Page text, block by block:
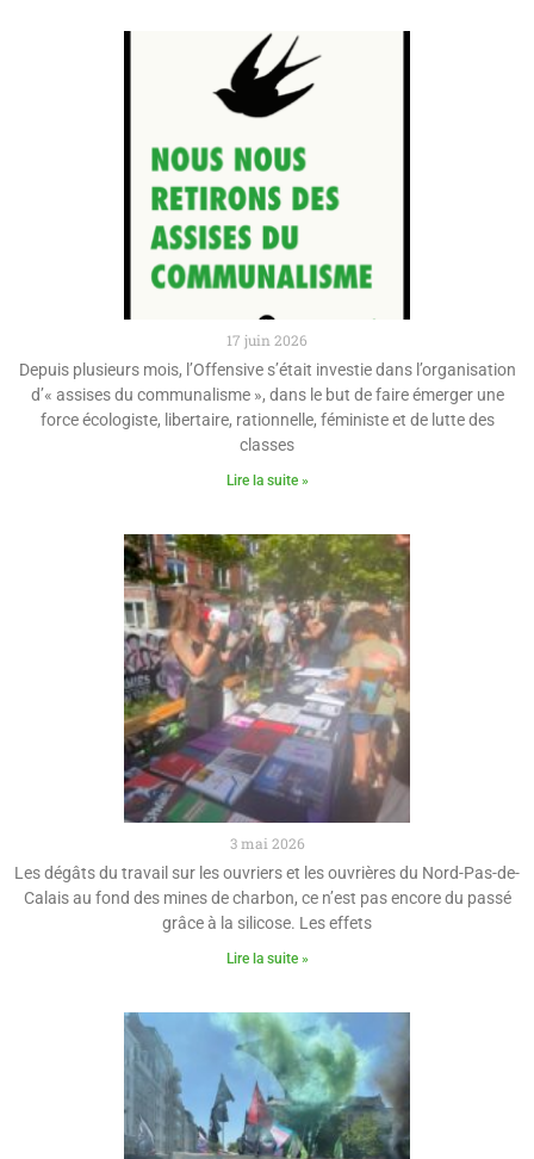
17 juin 2026
Depuis plusieurs mois, l’Offensive s’était investie dans l’organisation
d’« assises du communalisme », dans le but de faire émerger une
force écologiste, libertaire, rationnelle, féministe et de lutte des
classes
Lire la suite »
3 mai 2026
Les dégâts du travail sur les ouvriers et les ouvrières du Nord-Pas-de-
Calais au fond des mines de charbon, ce n’est pas encore du passé
grâce à la silicose. Les effets
Lire la suite »